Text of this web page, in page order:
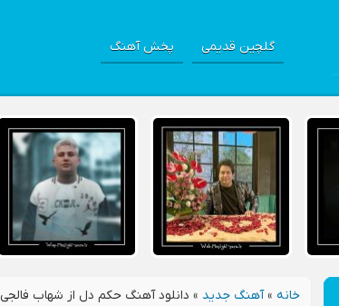
گلچین قدیمی پخش آهنگ
خانه »آهنگ جدید » دانلود آهنگ حکم دل از شهاب فالجی